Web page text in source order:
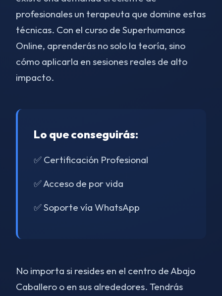
profesionales un terapeuta que domine estas
técnicas. Con el curso de Superhumanos
Online, aprenderás no solo la teoría, sino
cómo aplicarla en sesiones reales de alto
impacto.
Lo que conseguirás:
✅ Certificación Profesional
✅ Acceso de por vida
✅ Soporte vía WhatsApp
No importa si resides en el centro de Abajo
Caballero o en sus alrededores. Tendrás